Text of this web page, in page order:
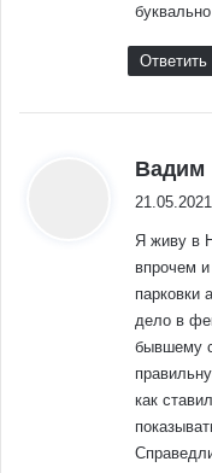
Ответить
Вадим
Я живу в
впрочем
парковки
дело в
бывшему
как